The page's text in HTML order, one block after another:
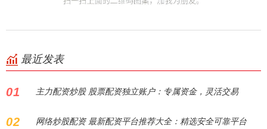
最近发表
01 主力配资炒股 股票配资独立账户：专属资金，灵活交易
02 网络炒股配资 最新配资平台推荐大全：精选安全可靠平台